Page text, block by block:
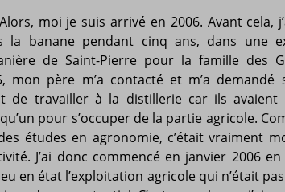
Alors, moi je suis arrivé en 2006. Avant cela,
la banane pendant cinq ans, dans une
de Saint-Pierre pour la famille des
mon père m’a contacté et m’a demandé
de travailler à la distillerie car ils avaient
pour s’occuper de la partie agricole.
études en agronomie, c’était vraiment
J’ai donc commencé en janvier 2006
en état l’exploitation agricole qui n’était